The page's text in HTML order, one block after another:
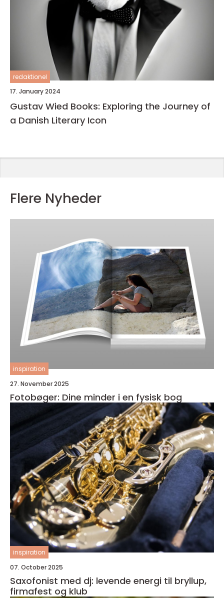
redaktionel
17. January 2024
Gustav Wied Books: Exploring the Journey of
a Danish Literary Icon
Flere Nyheder
inspiration
27. November 2025
Fotobøger: Dine minder i en fysisk bog
inspiration
07. October 2025
Saxofonist med dj: levende energi til bryllup,
firmafest og klub